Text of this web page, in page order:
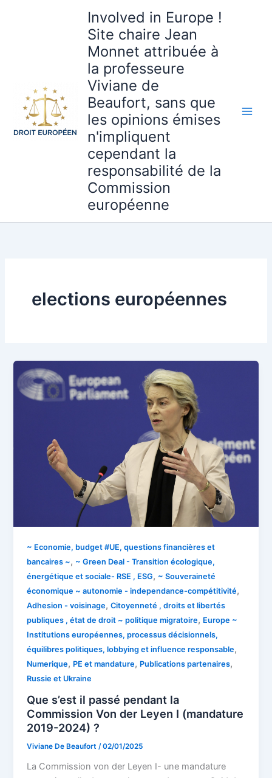
Involved in Europe !
Site chaire Jean
Monnet attribuée à
la professeure
Viviane de
Beaufort, sans que
les opinions émises
n'impliquent
cependant la
responsabilité de la
Commission
européenne
elections européennes
~ Economie, budget #UE, questions financières et
bancaires ~, ~ Green Deal - Transition écologique,
énergétique et sociale- RSE , ESG, ~ Souveraineté
économique ~ autonomie - independance-compétitivité,
Adhesion - voisinage,Citoyenneté , droits et libertés
publiques , état de droit ~ politique migratoire, Europe ~
Institutions européennes, processus décisionnels,
équilibres politiques, lobbying et influence responsable,
Numerique, PE et mandature, Publications partenaires,
Russie et Ukraine
Que s’est il passé pendant la
Commission Von der Leyen I (mandature
2019-2024) ?
Viviane De Beaufort/02/01/2025
La Commission von der Leyen I- une mandature